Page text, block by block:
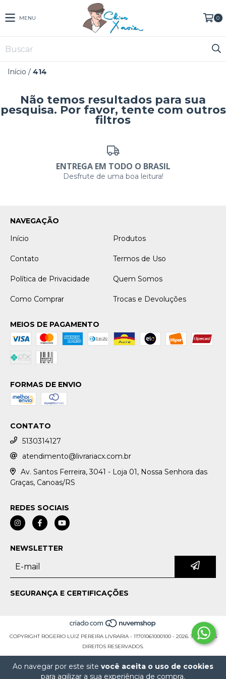
Ao navegar por este site você aceita o uso de cookies
para agilizar a sua experiência de compra.
MENU 0
Início / 414
Não temos resultados para sua
pesquisa. Por favor, tente com outros
filtros
ENTREGA EM TODO O BRASIL
Desfrute de uma boa leitura!
NAVEGAÇÃO
Início
Produtos
Contato Termos de Uso
Política de Privacidade Quem Somos
Como Comprar Trocas e Devoluções
MEIOS DE PAGAMENTO
FORMAS DE ENVIO
CONTATO
5130314127
atendimento@livrariacx.com.br
Av. Santos Ferreira, 3041 - Loja 01, Nossa Senhora das
Graças, Canoas/RS
REDES SOCIAIS
NEWSLETTER
SEGURANÇA E CERTIFICAÇÕES
COPYRIGHT ROGERIO LUIZ PEREIRA LIVRARIA - 11701061000100 - 2026. TODOS OS
DIREITOS RESERVADOS.